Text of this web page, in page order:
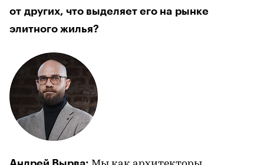
от других, что выделяет его на рынке
элитного жилья?